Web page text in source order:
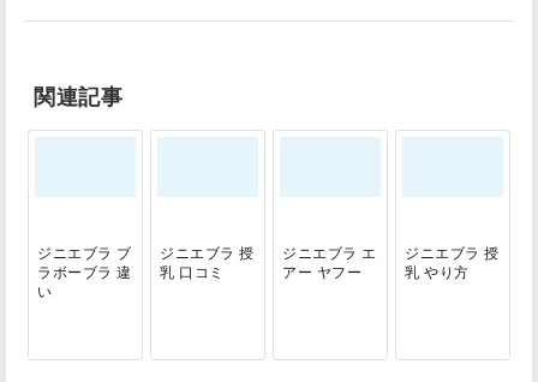
関連記事
ジニエブラ ブ
ラボーブラ 違
い
ジニエブラ 授
乳 口コミ
ジニエブラ エ
アー ヤフー
ジニエブラ 授
乳 やり方